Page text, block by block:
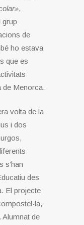
,
grup
de
ho estava
que es
de Menorca.
volta de la
i dos
s’han
des
El projecte
Alumnat de